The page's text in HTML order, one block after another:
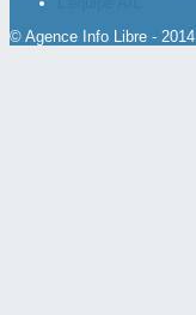
© Agence Info Libre - 2014